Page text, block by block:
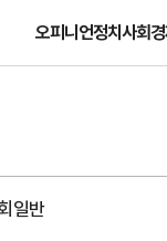
오피니언정치사회
일반